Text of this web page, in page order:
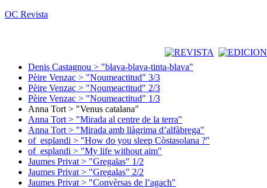
OC Revista
Denis Castagnou > "blava-blava-tinta-blava"
Pèire Venzac > "Noumeactitud" 3/3
Pèire Venzac > "Noumeactitud" 2/3
Pèire Venzac > "Noumeactitud" 1/3
Anna Tort > "Venus catalana"
Anna Tort > "Mirada al centre de la terra"
Anna Tort > "Mirada amb llàgrima d’alfàbrega"
of_esplandi > "How do you sleep Còstasolana ?"
of_esplandi > "My life without aim"
Jaumes Privat > "Gregalas" 1/2
Jaumes Privat > "Gregalas" 2/2
Jaumes Privat > "Convèrsas de l’agach"